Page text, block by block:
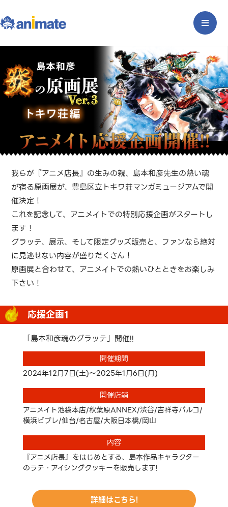
我らが『アニメ店長』の生みの親、島本和彦先生の熱い魂
が宿る原画展が、豊島区立トキワ荘マンガミュージアムで開
催決定！
これを記念して、アニメイトでの特別応援企画がスタートし
ます！
グラッテ、展示、そして限定グッズ販売と、ファンなら絶対
に見逃せない内容が盛りだくさん！
原画展と合わせて、アニメイトでの熱いひとときをお楽しみ
下さい！
応援企画1
「島本和彦魂のグラッテ」開催!!
開催期間
2024年12月7日(土)～2025年1月6日(月)
開催店舗
アニメイト池袋本店/秋葉原ANNEX/渋谷/吉祥寺パルコ/
横浜ビブレ/仙台/名古屋/大阪日本橋/岡山
内容
『アニメ店長』をはじめとする、島本作品キャラクター
のラテ・アイシングクッキーを販売します!
詳細はこちら!